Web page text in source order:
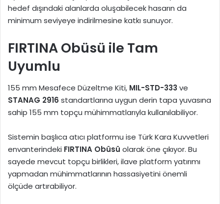
hedef dışındaki alanlarda oluşabilecek hasarın da
minimum seviyeye indirilmesine katkı sunuyor.
FIRTINA Obüsü ile Tam
Uyumlu
155 mm Mesafece Düzeltme Kiti, MIL-STD-333 ve
STANAG 2916 standartlarına uygun derin tapa yuvasına
sahip 155 mm topçu mühimmatlarıyla kullanılabiliyor.
Sistemin başlıca atıcı platformu ise Türk Kara Kuvvetleri
envanterindeki FIRTINA Obüsü olarak öne çıkıyor. Bu
sayede mevcut topçu birlikleri, ilave platform yatırımı
yapmadan mühimmatlarının hassasiyetini önemli
ölçüde artırabiliyor.